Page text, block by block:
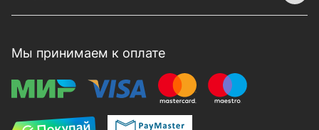
Мы принимаем к оплате